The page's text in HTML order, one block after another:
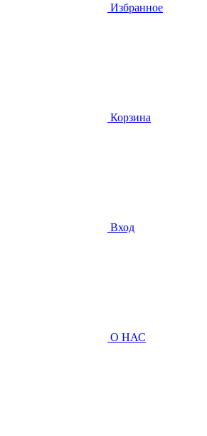
Избранное
Корзина
Вход
О НАС